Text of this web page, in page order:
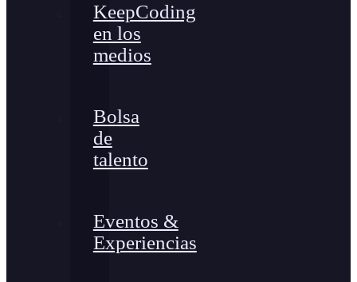
KeepCoding
en los
medios
Bolsa
de
talento
Eventos &
Experiencias